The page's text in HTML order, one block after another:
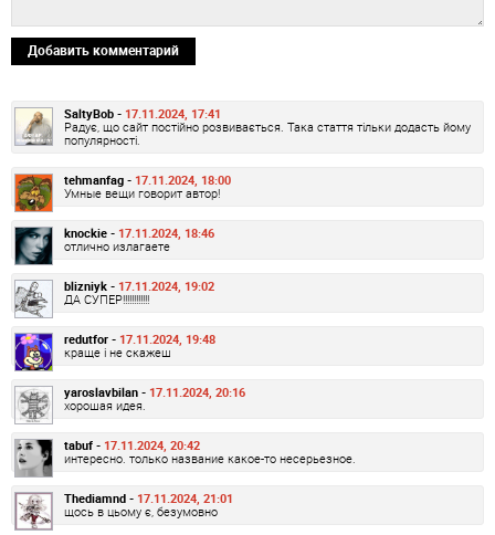
Добавить комментарий
SaltyBob - 17.11.2024, 17:41
Радує, що сайт постійно розвивається. Така стаття тільки додасть йому
популярності.
tehmanfag - 17.11.2024, 18:00
Умные вещи говорит автор!
knockie - 17.11.2024, 18:46
отлично излагаете
blizniyk - 17.11.2024, 19:02
ДА СУПЕР!!!!!!!!!!!!
redutfor - 17.11.2024, 19:48
краще і не скажеш
yaroslavbilan - 17.11.2024, 20:16
хорошая идея.
tabuf - 17.11.2024, 20:42
интересно. только название какое-то несерьезное.
Thediamnd - 17.11.2024, 21:01
щось в цьому є, безумовно